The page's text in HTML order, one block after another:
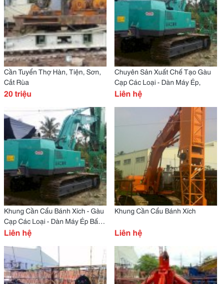
Cần Tuyển Thợ Hàn, Tiện, Sơn,
Cắt Rùa
20 triệu
Chuyên Sản Xuất Chế Tạo Gàu
Cạp Các Loại - Dàn Máy Ép,
Liên hệ
Khung Cần Cẩu Bánh Xích - Gàu
Cạp Các Loại - Dàn Máy Ép Bấc
Thấm
Liên hệ
Khung Cần Cẩu Bánh Xích
Liên hệ